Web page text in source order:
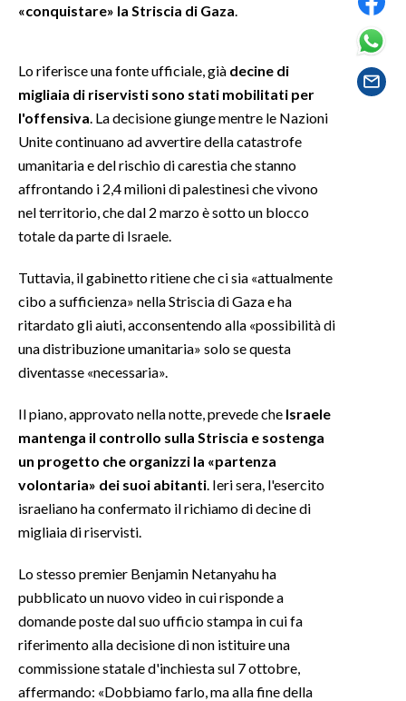
SALUTE
SARDI NEL MONDO
NOTIZIE
#CARAUNIONE
3 MINUTI CON
INSULARITÀ
INFO AZIENDE
ABBONATI
NECROLOGI
PUBBLICITÀ
SPIAGGE
«conquistare» la Striscia di Gaza
Lo riferisce una fonte ufficiale, già decine di
migliaia di riservisti sono stati mobilitati per
l'offensiva . La decisione giunge mentre le Nazioni
Unite continuano ad avvertire della catastrofe
umanitaria e del rischio di carestia che stanno
affrontando i 2,4 milioni di palestinesi che vivono
nel territorio, che dal 2 marzo è sotto un blocco
totale da parte di Israele.
Tuttavia, il gabinetto ritiene che ci sia «attualmente
cibo a sufficienza» nella Striscia di Gaza e ha
ritardato gli aiuti, acconsentendo alla «possibilità di
una distribuzione umanitaria» solo se questa
diventasse «necessaria».
Il piano, approvato nella notte, prevede che Israele
mantenga il controllo sulla Striscia e sostenga
un progetto che organizzi la «partenza
volontaria» dei suoi abitanti . Ieri sera, l'esercito
israeliano ha confermato il richiamo di decine di
migliaia di riservisti.
Lo stesso premier Benjamin Netanyahu ha
pubblicato un nuovo video in cui risponde a
domande poste dal suo ufficio stampa in cui fa
riferimento alla decisione di non istituire una
commissione statale d'inchiesta sul 7 ottobre,
affermando: «Dobbiamo farlo, ma alla fine della